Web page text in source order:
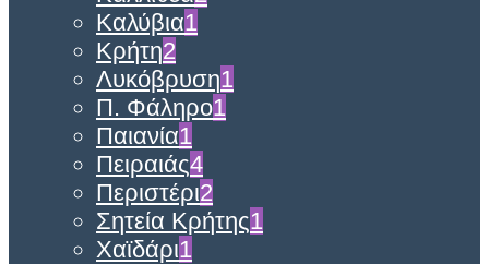
Καλύβια1
Κρήτη2
Λυκόβρυση1
Π. Φάληρο1
Παιανία1
Πειραιάς4
Περιστέρι2
Σητεία Κρήτης1
Χαϊδάρι1